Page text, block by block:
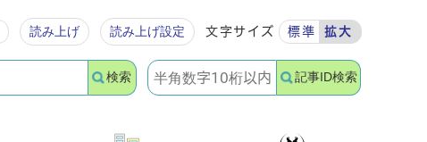
読み上げ 読み上げ設定 文字サイズ 標準 拡大
検索 記事ID検索